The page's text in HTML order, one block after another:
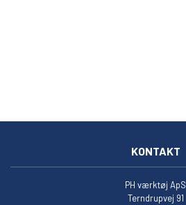
KONTAKT
PH værktøj ApS
Terndrupvej 91